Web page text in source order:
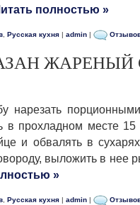
полностью »
Русская кухня | admin |
ЖАРЕНЫЙ
нарезать
в прохладном мес­те 15
и обвалять в
выложить в нее
»
Русская кухня | admin |